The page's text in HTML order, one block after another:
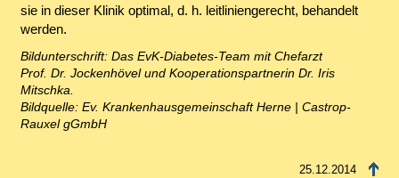
sie in dieser Klinik optimal, d. h. leitliniengerecht, behandelt
werden.
Bildunterschrift: Das EvK-Diabetes-Team mit Chefarzt
Prof. Dr. Jockenhövel und Kooperationspartnerin Dr. Iris
Mitschka.
Bildquelle: Ev. Krankenhausgemeinschaft Herne | Castrop-
Rauxel gGmbH
25.12.2014